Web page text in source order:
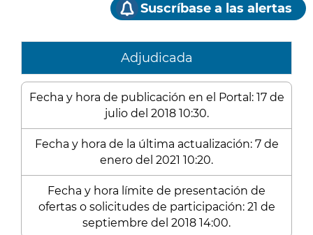
Suscríbase a las alertas
Adjudicada
Fecha y hora de publicación en el Portal: 17 de
julio del 2018 10:30.
Fecha y hora de la última actualización: 7 de
enero del 2021 10:20.
Fecha y hora límite de presentación de
ofertas o solicitudes de participación: 21 de
septiembre del 2018 14:00.